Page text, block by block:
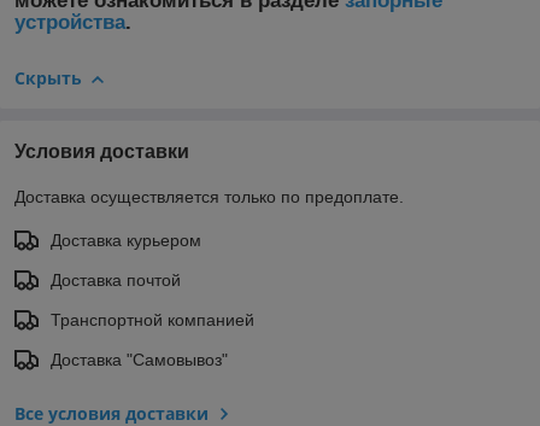
устройства.
Скрыть
Условия доставки
Доставка осуществляется только по предоплате.
Доставка курьером
Доставка почтой
Транспортной компанией
Доставка "Самовывоз"
Все условия доставки